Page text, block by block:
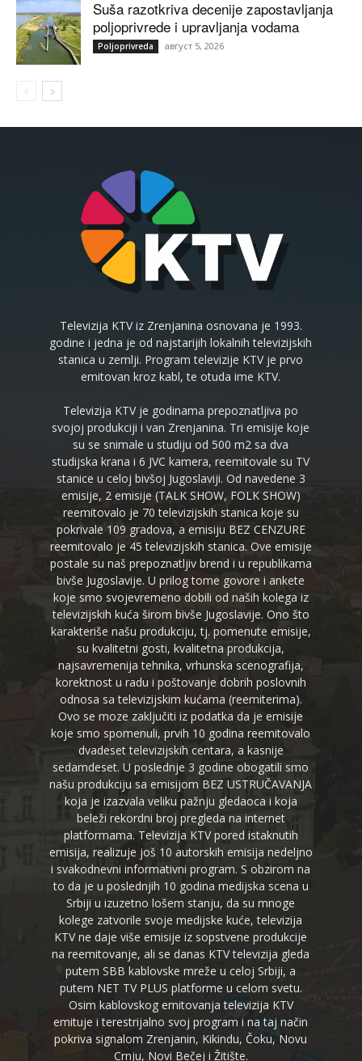
Suša razotkriva decenije zapostavljanja
poljoprivrede i upravljanja vodama
Poljoprivreda август 5, 2026
Televizija KTV iz Zrenjanina osnovana je 1993.
godine i jedna je od najstarijih lokalnih televizijskih
stanica u zemlji. Program televizije KTV je prvo
emitovan kroz kabl, te otuda ime KTV.
Televizija KTV je godinama prepoznatljiva po
svojoj produkciji i van Zrenjanina. Tri emisije koje
su se snimale u studiju od 500 m2 sa dva
studijska krana i 6 JVC kamera, reemitovale su TV
stanice u celoj bivšoj Jugoslaviji. Od navedene 3
emisije, 2 emisije (TALK SHOW, FOLK SHOW)
reemitovalo je 70 televizijskih stanica koje su
pokrivale 109 gradova, a emisiju BEZ CENZURE
reemitovalo je 45 televizijskih stanica. Ove emisije
postale su naš prepoznatljiv brend i u republikama
bivše Jugoslavije. U prilog tome govore i ankete
koje smo svojevremeno dobili od naših kolega iz
televizijskih kuća širom bivše Jugoslavije. Ono što
karakteriše našu produkciju, tj. pomenute emisije,
su kvalitetni gosti, kvalitetna produkcija,
najsavremenija tehnika, vrhunska scenografija,
korektnost u radu i poštovanje dobrih poslovnih
odnosa sa televizijskim kućama (reemiterima).
Ovo se moze zaključiti iz podatka da je emisije
koje smo spomenuli, prvih 10 godina reemitovalo
dvadeset televizijskih centara, a kasnije
sedamdeset. U poslednje 3 godine obogatili smo
našu produkciju sa emisijom BEZ USTRUČAVANJA
koja je izazvala veliku pažnju gledaoca i koja
beleži rekordni broj pregleda na internet
platformama. Televizija KTV pored istaknutih
emisija, realizuje još 10 autorskih emisija nedeljno
i svakodnevni informativni program. S obzirom na
to da je u poslednjih 10 godina medijska scena u
Srbiji u izuzetno lošem stanju, da su mnoge
kolege zatvorile svoje medijske kuće, televizija
KTV ne daje više emisije iz sopstvene produkcije
na reemitovanje, ali se danas KTV televizija gleda
putem SBB kablovske mreže u celoj Srbiji, a
putem NET TV PLUS platforme u celom svetu.
Osim kablovskog emitovanja televizija KTV
emituje i terestrijalno svoj program i na taj način
pokriva signalom Zrenjanin, Kikindu, Čoku, Novu
Crnju, Novi Bečej i Žitište.